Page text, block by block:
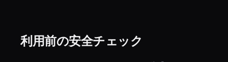
利用前の安全チェック